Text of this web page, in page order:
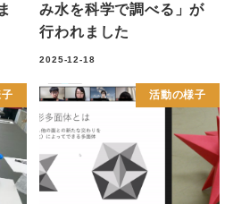
み水を科学で調べる」が
行われました
2025-12-18
活動の様子